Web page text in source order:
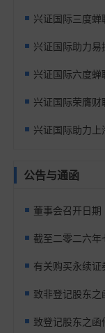
兴证国际三度
兴证国际助力易
兴证国际六度
兴证国际荣膺财联
兴证国际助力上
公告与通函
董事会召开日期
截至二零二六年
有关购买永续证
致非登记股东之函件 - 2025年年报；
致登记股东之函件 - 2025年年报；2025年环